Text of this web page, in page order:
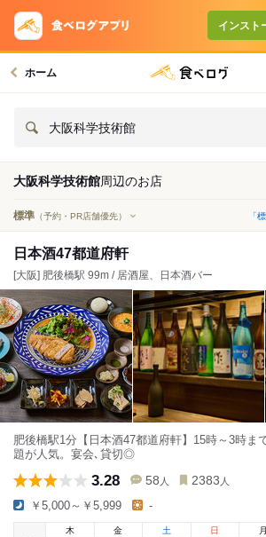
インスト
ホーム
大阪科学技術館
大阪科学技術館周辺のお店
標準 （予約・PR店舗優先） 「
日本酒47都道府軒
[大阪] 肥後橋駅 99m / 居酒屋、日本酒バー
肥後橋駅1分【日本酒47都道府軒】15時～3時ま
題が人気。宴会､貸切◎
3.28 58 人 2383 人
￥5,000～￥5,999 -
木
金 土 日 月